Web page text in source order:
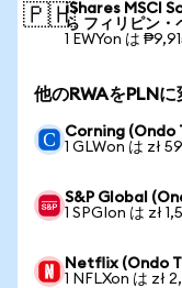
🇵🇭iShares MSCI
ら フィリピン・
1 EWYon は
他のRWAをPLNに
Corning (Ondo
1 GLWon は zł
S&P Global
1 SPGIon は zł
Netflix (Ondo
1 NFLXon は zł